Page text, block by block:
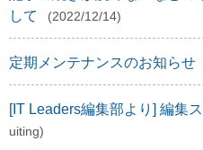
して
(2022/12/14)
定期メンテナンスのお知らせ
[IT Leaders編集部より] 編集
uiting)